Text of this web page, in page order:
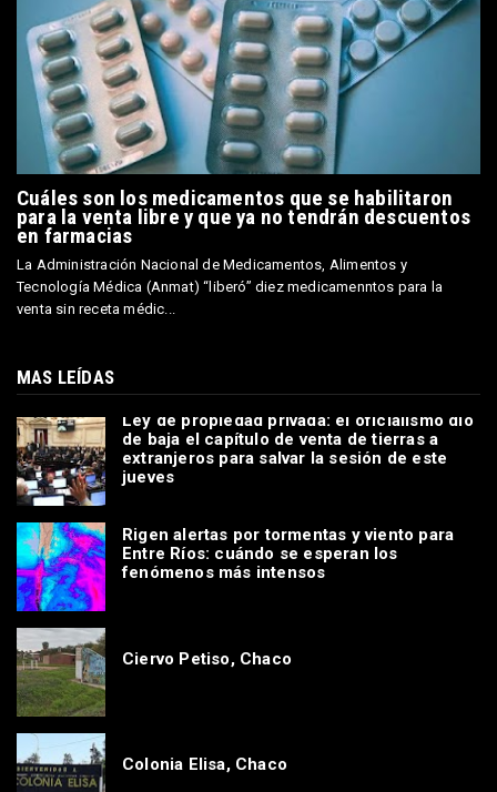
Cuáles son los medicamentos que se habilitaron
para la venta libre y que ya no tendrán descuentos
en farmacias
La Administración Nacional de Medicamentos, Alimentos y
Tecnología Médica (Anmat) “liberó” diez medicamenntos para la
venta sin receta médic...
MAS LEÍDAS
Ley de propiedad privada: el oficialismo dio
de baja el capítulo de venta de tierras a
extranjeros para salvar la sesión de este
jueves
Rigen alertas por tormentas y viento para
Entre Ríos: cuándo se esperan los
fenómenos más intensos
Ciervo Petiso, Chaco
Colonia Elisa, Chaco